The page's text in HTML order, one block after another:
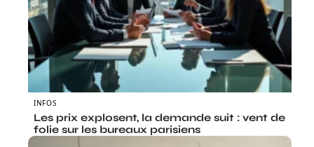
INFOS
Les prix explosent, la demande suit : vent de
folie sur les bureaux parisiens